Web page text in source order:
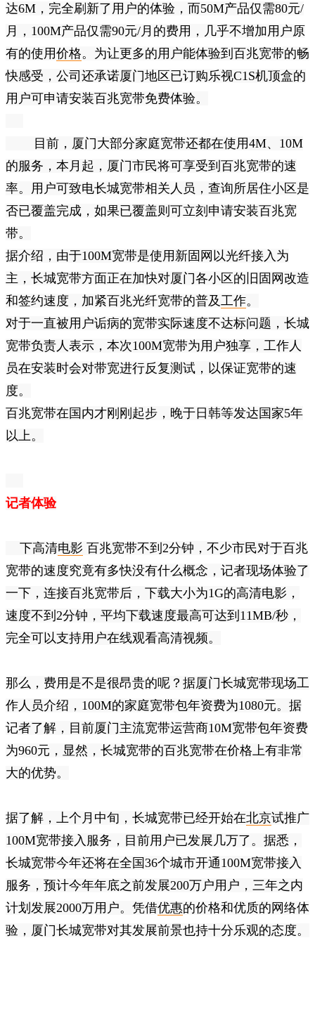
达6M，完全刷新了用户的体验，而50M产品仅需80元/
月，100M产品仅需90元/月的费用，几乎不增加用户原
有的使用价格。为让更多的用户能体验到百兆宽带的畅
快感受，公司还承诺厦门地区已订购乐视C1S机顶盒的
用户可申请安装百兆宽带免费体验。
目前，厦门大部分家庭宽带还都在使用4M、10M
的服务，本月起，厦门市民将可享受到百兆宽带的速
率。用户可致电长城宽带相关人员，查询所居住小区是
否已覆盖完成，如果已覆盖则可立刻申请安装百兆宽
带。
据介绍，由于100M宽带是使用新固网以光纤接入为
主，长城宽带方面正在加快对厦门各小区的旧固网改造
和签约速度，加紧百兆光纤宽带的普及 工作。
对于一直被用户诟病的宽带实际速度不达标问题，长城
宽带负责人表示，本次100M宽带为用户独享，工作人
员在安装时会对带宽进行反复测试，以保证宽带的速
度。
百兆宽带在国内才刚刚起步，晚于日韩等发达国家5年
以上。
记者体验
下高清电影 百兆宽带不到2分钟， 不少市民对于百兆
宽带的速度究竟有多快没有什么概念，记者现场体验了
一下，连接百兆宽带后，下载大小为1G的高清电影，
速度不到2分钟，平均下载速度最高可达到11MB/秒，
完全可以支持用户在线观看高清视频。
那么，费用是不是很昂贵的呢？据厦门长城宽带现场工
作人员介绍，100M的家庭宽带包年资费为1080元。据
记者了解，目前厦门主流宽带运营商10M宽带包年资费
为960元，显然，长城宽带的百兆宽带在价格上有非常
大的优势。
据了解，上个月中旬，长城宽带已经开始在北京试推广
100M宽带接入服务，目前用户已发展几万了。据悉，
长城宽带今年还将在全国36个城市开通100M宽带接入
服务，预计今年年底之前发展200万户用户，三年之内
计划发展2000万用户。凭借优惠的价格和优质的网络体
验，厦门长城宽带对其发展前景也持十分乐观的态度。